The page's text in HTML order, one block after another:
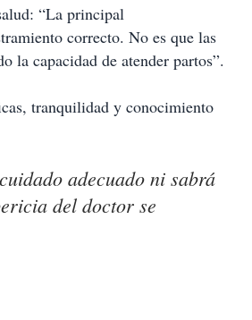
“La principal
correcto. No es que las
la capacidad de atender partos”.
tranquilidad y conocimiento
adecuado ni sabrá
del doctor se